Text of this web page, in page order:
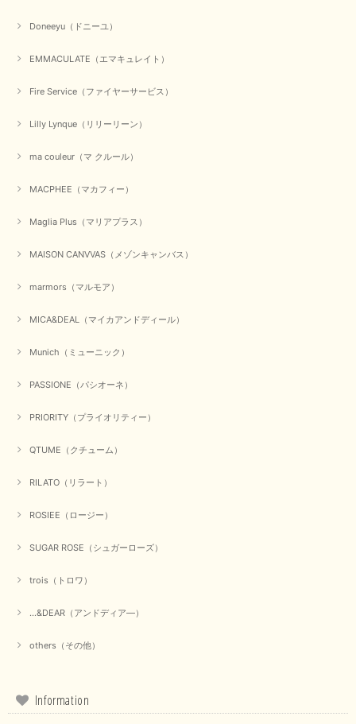
Doneeyu（ドニーユ）
EMMACULATE（エマキュレイト）
Fire Service（ファイヤーサービス）
Lilly Lynque（リリーリーン）
ma couleur（マ クルール）
MACPHEE（マカフィー）
Maglia Plus（マリアプラス）
MAISON CANVVAS（メゾンキャンバス）
marmors（マルモア）
MICA&DEAL（マイカアンドディール）
Munich（ミューニック）
PASSIONE（パシオーネ）
PRIORITY（プライオリティー）
QTUME（クチューム）
RILATO（リラート）
ROSIEE（ロージー）
SUGAR ROSE（シュガーローズ）
trois（トロワ）
...&DEAR（アンドディア―）
others（その他）
Information